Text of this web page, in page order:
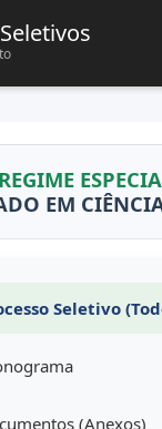
EM
Seletivo
(Anexos)